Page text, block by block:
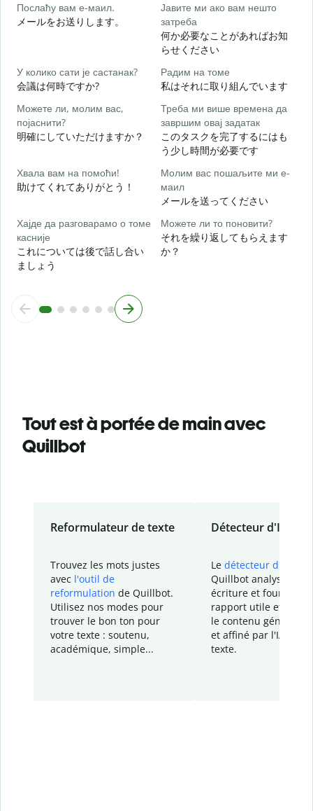
Послаћу вам е-маил.
メールをお送りします。
Јавите ми ако вам нешто
затреба
何か必要なことがあればお知
らせください
У колико сати је састанак?
会議は何時ですか?
Радим на томе
私はそれに取り組んでいます
Можете ли, молим вас,
појаснити?
明確にしていただけますか？
Треба ми више времена да
завршим овај задатак
このタスクを完了するにはも
う少し時間が必要です
Хвала вам на помоћи!
助けてくれてありがとう！
Молим вас пошаљите ми е-
маил
メールを送ってください
Хајде да разговарамо о томе
касније
これについては後で話し合い
ましょう
Можете ли то поновити?
それを繰り返してもらえます
か？
Tout est à portée de main avec
Quillbot
Reformulateur de texte
Trouvez les mots justes
avec l'outil de
reformulation de Quillbot.
Utilisez nos modes pour
trouver le bon ton pour
votre texte : soutenu,
académique, simple...
Détecteur d'IA
Le détecteur d'IA
Quillbot analyse votre
écriture et fournit un
rapport utile et
le contenu généré
et affiné par l'IA
texte.